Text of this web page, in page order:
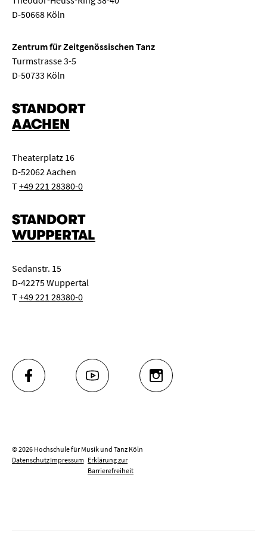
D-50668 Köln
Zentrum für Zeitgenössischen Tanz
Turmstrasse 3-5
D-50733 Köln
STANDORT
AACHEN
Theaterplatz 16
D-52062 Aachen
T+49 221 28380-0
STANDORT
WUPPERTAL
Sedanstr. 15
D-42275 Wuppertal
T+49 221 28380-0
FACEBOOK YOUTUBE INSTAGRAM
© 2026 Hochschule für Musik und Tanz Köln
DatenschutzImpressum Erklärung zur
Barrierefreiheit